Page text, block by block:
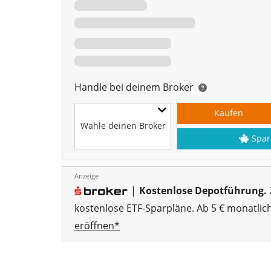
Handle bei deinem Broker
Wähle deinen Broker
Kaufen
Anzeige
| Kostenlose Depotführung.
kostenlose ETF-Sparpläne. Ab 5 €
eröffnen*